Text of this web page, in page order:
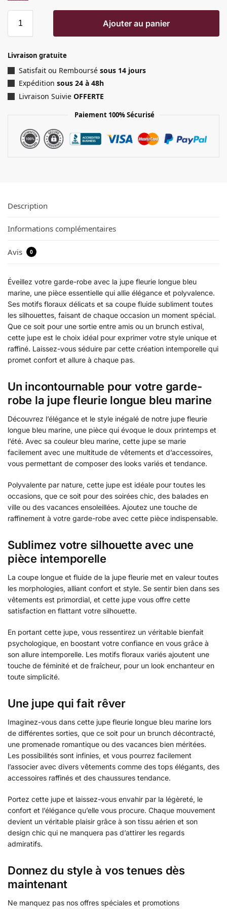
Ajouter au panier
Livraison gratuite
Satisfait ou Remboursé sous 14 jours
Expédition sous 24 à 48h
Livraison Suivie OFFERTE
Paiement 100% Sécurisé
Description
Informations complémentaires
Avis 0
Éveillez votre garde-robe avec la jupe fleurie longue bleu
marine, une pièce essentielle qui allie élégance et polyvalence.
Ses motifs floraux délicats et sa coupe fluide subliment toutes
les silhouettes, faisant de chaque occasion un moment spécial.
Que ce soit pour une sortie entre amis ou un brunch estival,
cette jupe est le choix idéal pour exprimer votre style unique et
raffiné. Laissez-vous séduire par cette création intemporelle qui
promet confort et allure à chaque pas.
Un incontournable pour votre garde-
robe la jupe fleurie longue bleu marine
Découvrez l’élégance et le style inégalé de notre jupe fleurie
longue bleu marine, une pièce qui évoque le doux printemps et
l’été. Avec sa couleur bleu marine, cette jupe se marie
facilement avec une multitude de vêtements et d’accessoires,
vous permettant de composer des looks variés et tendance.
Polyvalente par nature, cette jupe est idéale pour toutes les
occasions, que ce soit pour des soirées chic, des balades en
ville ou des vacances ensoleillées. Ajoutez une touche de
raffinement à votre garde-robe avec cette pièce indispensable.
Sublimez votre silhouette avec une
pièce intemporelle
La coupe longue et fluide de la jupe fleurie met en valeur toutes
les morphologies, alliant confort et style. Se sentir bien dans ses
vêtements est primordial, et cette jupe vous offre cette
satisfaction en flattant votre silhouette.
En portant cette jupe, vous ressentirez un véritable bienfait
psychologique, en boostant votre confiance en vous grâce à
son allure intemporelle. Les motifs floraux variés ajoutent une
touche de féminité et de fraîcheur, pour un look enchanteur en
toute simplicité.
Une jupe qui fait rêver
Imaginez-vous dans cette jupe fleurie longue bleu marine lors
de différentes sorties, que ce soit pour un brunch décontracté,
une promenade romantique ou des vacances bien méritées.
Les possibilités sont infinies, et vous pourrez facilement
l’associer avec divers vêtements comme des tops élégants, des
accessoires raffinés et des chaussures tendance.
Portez cette jupe et laissez-vous envahir par la légèreté, le
confort et l’élégance qu’elle vous procure. Chaque mouvement
devient un véritable plaisir grâce à son tissu aérien et son
design chic qui ne manquera pas d’attirer les regards
admiratifs.
Donnez du style à vos tenues dès
maintenant
Ne manquez pas nos offres spéciales et promotions